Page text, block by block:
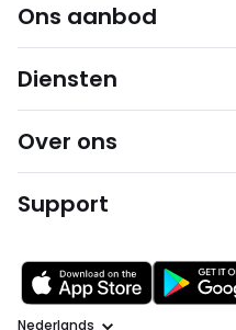
Ons aanbod
Diensten
Over ons
Support